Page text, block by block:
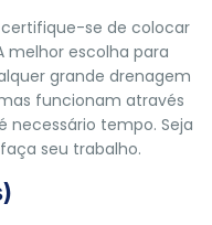
se de colocar
melhor escolha para
grande drenagem
funcionam através
necessário tempo. Seja
seu trabalho.